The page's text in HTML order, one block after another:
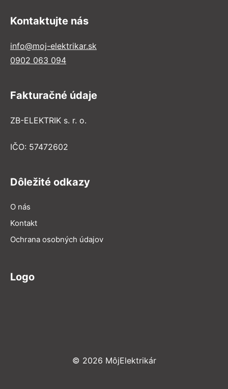
Kontaktujte nás
info@moj-elektrikar.sk
0902 063 094
Fakturačné údaje
ZB-ELEKTRIK s. r. o.
IČO: 57472602
Dôležité odkazy
O nás
Kontakt
Ochrana osobných údajov
Logo
© 2026 MôjElektrikár